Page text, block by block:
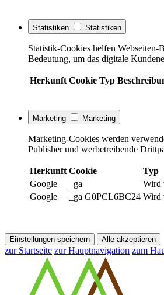
Statistiken Statistiken
Statistik-Cookies helfen Webseiten-
Bedeutung, um das digitale
Herkunft Cookie Typ
Marketing Marketing
Marketing-Cookies werden
Publisher und werbetreibende
Herkunft Cookie Typ
Google
_ga Wird
Google
_ga G0PCL6BC24 Wird
Einstellungen speichern Alle akzeptieren
zur Startseite zur Hauptnavigation zum